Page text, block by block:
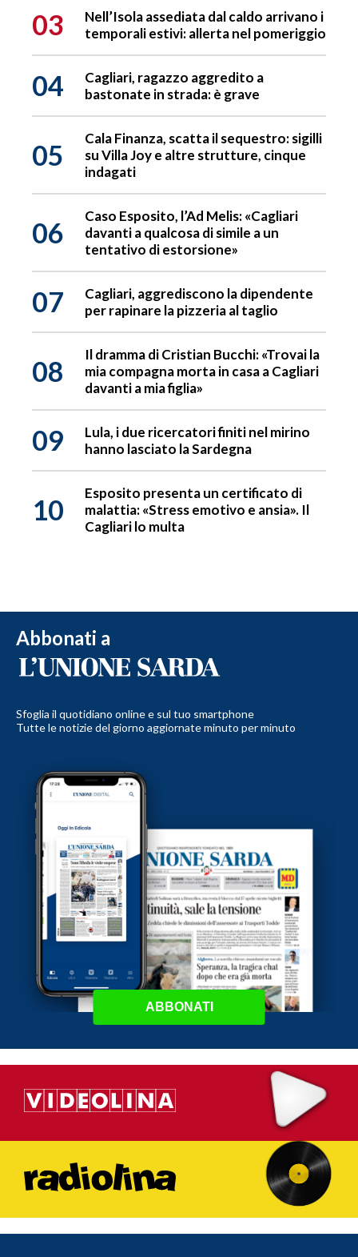
03
Nell’Isola assediata dal caldo arrivano i
temporali estivi: allerta nel pomeriggio
04
Cagliari, ragazzo aggredito a
bastonate in strada: è grave
05
Cala Finanza, scatta il sequestro: sigilli
su Villa Joy e altre strutture, cinque
indagati
06
Caso Esposito, l’Ad Melis: «Cagliari
davanti a qualcosa di simile a un
tentativo di estorsione»
07
Cagliari, aggrediscono la dipendente
per rapinare la pizzeria al taglio
08
Il dramma di Cristian Bucchi: «Trovai la
mia compagna morta in casa a Cagliari
davanti a mia figlia»
09
Lula, i due ricercatori finiti nel mirino
hanno lasciato la Sardegna
10
Esposito presenta un certificato di
malattia: «Stress emotivo e ansia». Il
Cagliari lo multa
Abbonati a
Sfoglia il quotidiano online e sul tuo smartphone
Tutte le notizie del giorno aggiornate minuto per minuto
ABBONATI